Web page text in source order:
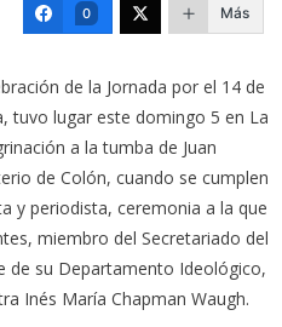
0 Más
de la Jornada por el 14 de
tuvo lugar este domingo 5 en La
a la tumba de Juan
de Colón, cuando se cumplen
y periodista, ceremonia a la que
miembro del Secretariado del
de su Departamento Ideológico,
Inés María Chapman Waugh.